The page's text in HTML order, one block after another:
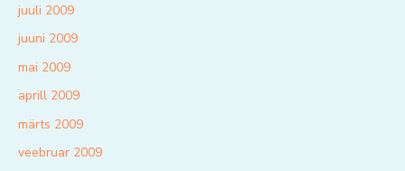
juuli 2009
juuni 2009
mai 2009
aprill 2009
märts 2009
veebruar 2009